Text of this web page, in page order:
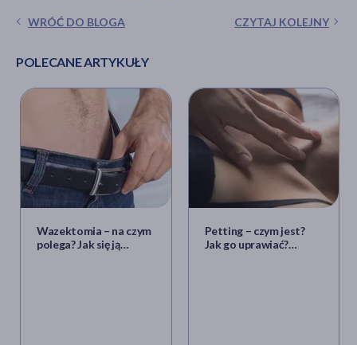
WRÓĆ DO BLOGA CZYTAJ KOLEJNY
POLECANE ARTYKUŁY
Wazektomia – na czym
polega? Jak się ją
Petting – czym jest?
Jak go uprawiać?